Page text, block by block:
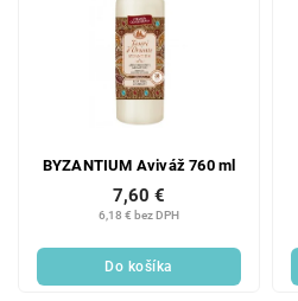
BYZANTIUM Aviváž 760 ml
6,18 € bez DPH
7,60 €
Do košíka